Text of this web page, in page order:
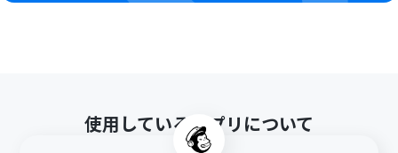
使用しているアプリについて